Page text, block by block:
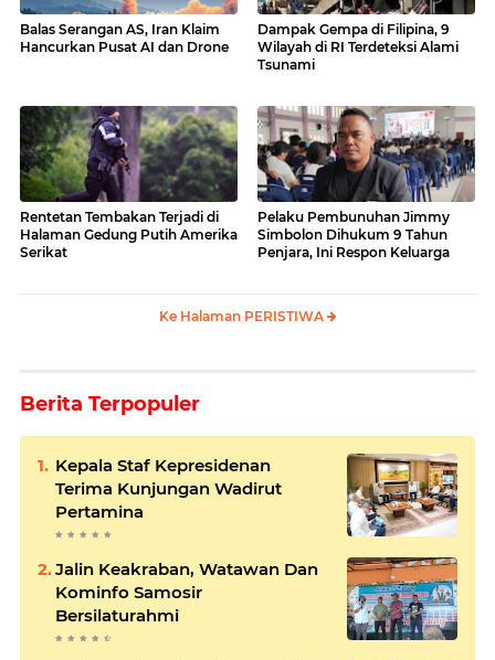
Balas Serangan AS, Iran Klaim
Hancurkan Pusat AI dan Drone
Dampak Gempa di Filipina, 9
Wilayah di RI Terdeteksi Alami
Tsunami
Rentetan Tembakan Terjadi di
Halaman Gedung Putih Amerika
Serikat
Pelaku Pembunuhan Jimmy
Simbolon Dihukum 9 Tahun
Penjara, Ini Respon Keluarga
Ke Halaman PERISTIWA
Berita Terpopuler
Kepala Staf Kepresidenan
Terima Kunjungan Wadirut
Pertamina
Jalin Keakraban, Watawan Dan
Kominfo Samosir
Bersilaturahmi